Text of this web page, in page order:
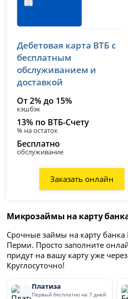
лицензия № 1000
Дебетовая карта ВТБ с
бесплатным
обслуживанием и
доставкой
От 2% до 15%
кэшбэк
13% по ВТБ-Счету
% на остаток
Бесплатно
обслуживание
Заказать онлайн
Микрозаймы на карту
Срочные займы на карту
Перми. Просто заполните
придут на вашу карту уже
Круглосуточно!
Платиза
Первый бесплатно на 7 дней